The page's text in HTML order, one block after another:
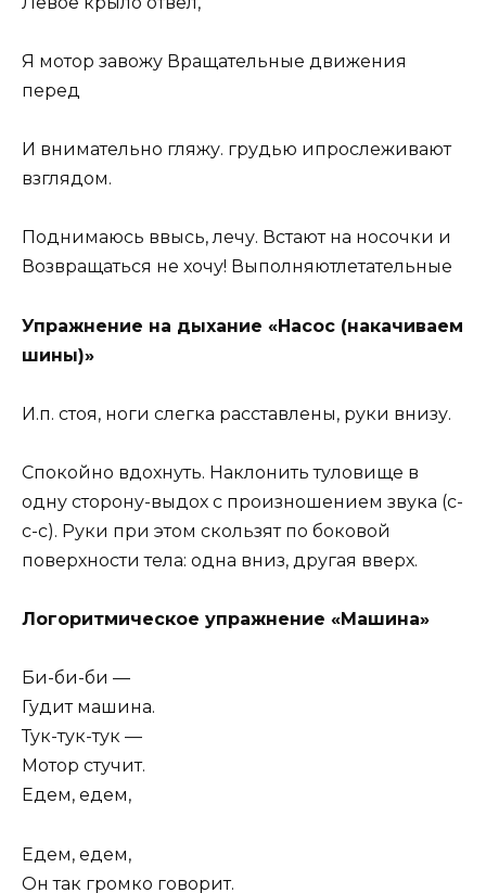
Я мотор завожу Вращательные движения
перед
И внимательно гляжу. грудью ипрослеживают
взглядом.
Поднимаюсь ввысь, лечу. Встают на носочки и
Возвращаться не хочу! Выполняютлетательные
Упражнение на дыхание «Насос (накачиваем
шины)»
И.п. стоя, ноги слегка расставлены, руки внизу.
Спокойно вдохнуть. Наклонить туловище в
одну сторону-выдох с произношением звука (с-
с-с). Руки при этом скользят по боковой
поверхности тела: одна вниз, другая вверх.
Логоритмическое упражнение «Машина»
Би-би-би —
Гудит машина.
Тук-тук-тук —
Мотор стучит.
Едем, едем,
Едем, едем,
Он так громко говорит.